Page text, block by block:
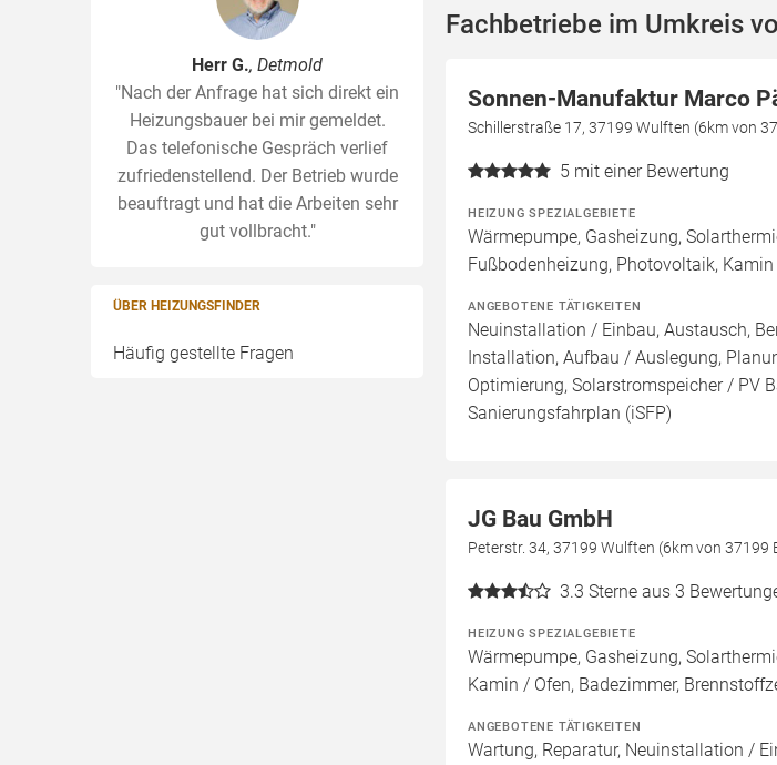
Herr G., Detmold
"Nach der Anfrage hat sich direkt ein
Heizungsbauer bei mir gemeldet.
Das telefonische Gespräch verlief
zufriedenstellend. Der Betrieb wurde
beauftragt und hat die Arbeiten sehr
gut vollbracht."
ÜBER HEIZUNGSFINDER
Häufig gestellte Fragen
Fachbetriebe im Umkreis
Sonnen-Manufaktur Marco
Schillerstraße 17, 37199 Wulften (6km von
5 mit einer Bewertung
HEIZUNG SPEZIALGEBIETE
Wärmepumpe, Gasheizung,
Fußbodenheizung, Photovoltaik,
ANGEBOTENE TÄTIGKEITEN
Neuinstallation / Einbau, Austausch,
Installation, Aufbau / Auslegung,
Optimierung, Solarstromspeicher / PV
Sanierungsfahrplan (iSFP)
JG Bau GmbH
Peterstr. 34, 37199 Wulften (6km von 37199
3.3 Sterne aus 3
HEIZUNG SPEZIALGEBIETE
Wärmepumpe, Gasheizung,
Kamin / Ofen, Badezimmer,
ANGEBOTENE TÄTIGKEITEN
Wartung, Reparatur, Neuinstallation /